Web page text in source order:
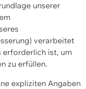
unserer
verarbeitet
erforderlich ist, um
zu erfüllen.
expliziten Angaben